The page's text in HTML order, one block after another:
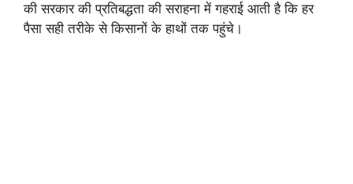
की सरकार की प्रतिबद्धता की सराहना में गहराई आती है कि हर
पैसा सही तरीके से किसानों के हाथों तक पहुंचे।